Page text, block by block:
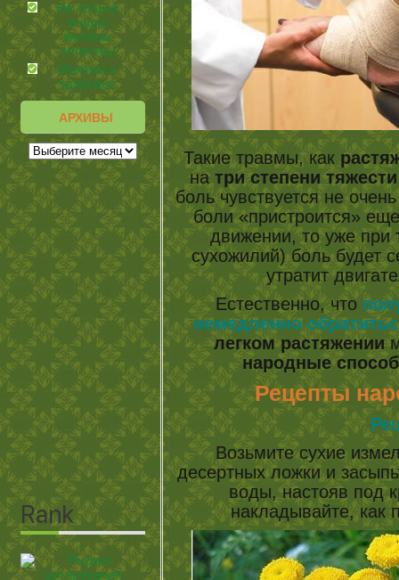
Не только
ягодки
малины
полезны!
Малина и
здоровье
АРХИВЫ
Такие травмы, как
на три степени тяжести
боль чувствуется не
боли «пристроится»
движении, то уже при
сухожилий) боль будет
утратит
Естественно, что
немедленно
легком растяжении
народные
Рецепты
Возьмите сухие
десертных ложки и
воды, настояв под
накладывайте, как